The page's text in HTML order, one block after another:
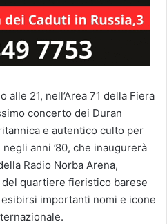
21, nell’Area 71 della Fiera
concerto dei Duran
e autentico culto per
anni ’80, che inaugurerà
Radio Norba Arena,
quartiere fieristico barese
importanti nomi e icone